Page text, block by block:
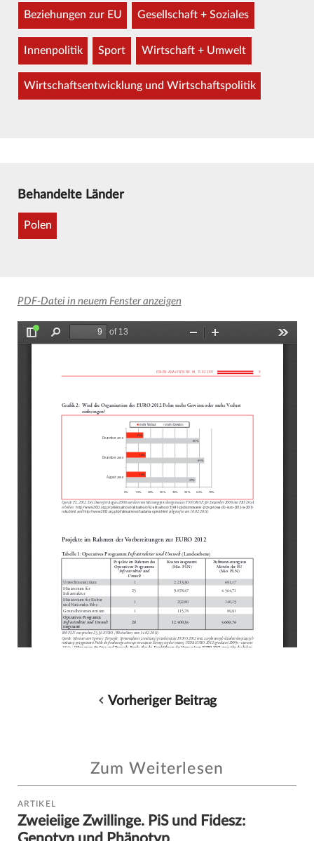
Beziehungen zur EU Gesellschaft + Soziales
Innenpolitik Sport Wirtschaft + Umwelt
Wirtschaftsentwicklung und Wirtschaftspolitik
Behandelte Länder
Polen
PDF-Datei in neuem Fenster anzeigen
Vorheriger Beitrag
Zum Weiterlesen
ARTIKEL
Zweieiige Zwillinge. PiS und Fidesz: